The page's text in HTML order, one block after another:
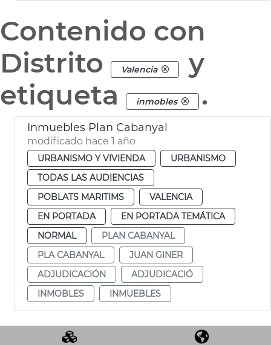
Contenido con
Distrito
Valencia
y
etiqueta
inmobles .
Inmuebles Plan Cabanyal
modificado hace 1 año
URBANISMO Y VIVIENDA
URBANISMO
TODAS LAS AUDIENCIAS
POBLATS MARITIMS
VALENCIA
EN PORTADA
EN PORTADA TEMÁTICA
NORMAL
PLAN CABANYAL
PLA CABANYAL
JUAN GINER
ADJUDICACIÓN
ADJUDICACIÓ
INMOBLES
INMUEBLES